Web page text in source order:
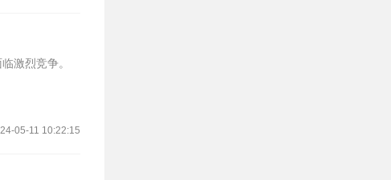
激烈竞争。
05-11 10:22:15